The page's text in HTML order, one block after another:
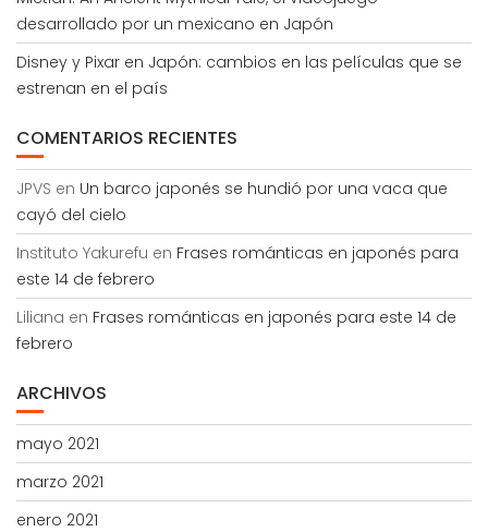
desarrollado por un mexicano en Japón
Disney y Pixar en Japón: cambios en las películas que se
estrenan en el país
COMENTARIOS RECIENTES
JPVS en Un barco japonés se hundió por una vaca que
cayó del cielo
Instituto Yakurefu en Frases románticas en japonés para
este 14 de febrero
Liliana en Frases románticas en japonés para este 14 de
febrero
ARCHIVOS
mayo 2021
marzo 2021
enero 2021